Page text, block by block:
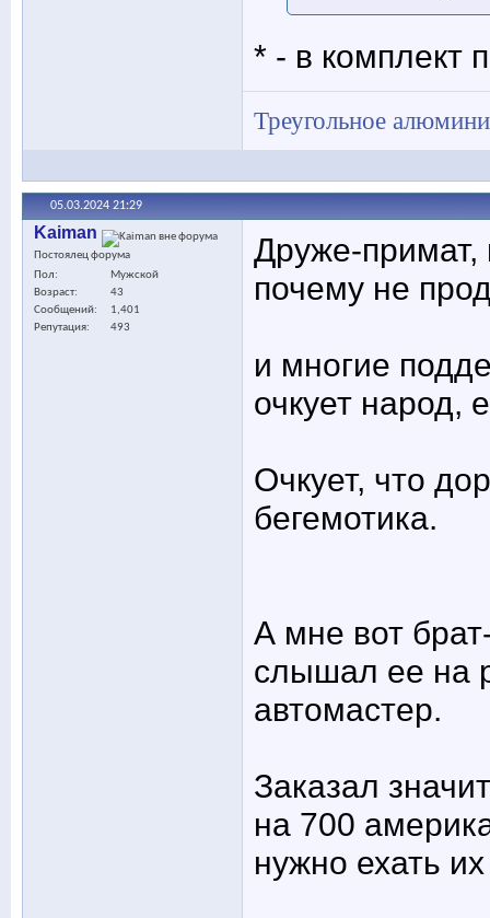
* - в комплект
Треугольное
05.03.2024 21:29
Kaiman
Постоялец форума
Пол
Мужской
Возраст
43
Сообщений
1,401
Репутация
493
Друже-примат,
почему не
и многие
очкует народ,
Очкует, что
бегемотика.
А мне вот
слышал ее на
автомастер.
Заказал
на 700
нужно ехать